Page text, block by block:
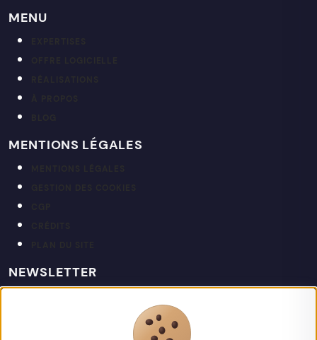
MENU
MENTIONS LÉGALES
NEWSLETTER